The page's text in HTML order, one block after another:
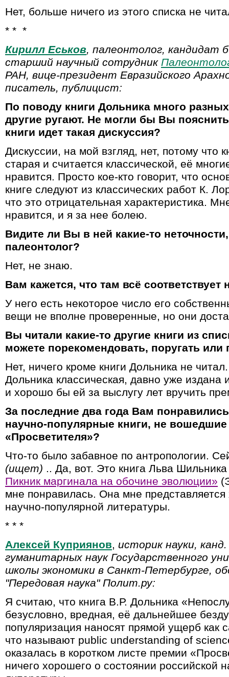
Нет, больше ничего из этого списка не
* * *
Кирилл Еськов, палеонтолог, кандидат
старший научный сотрудник
РАН, вице-президент Евразийского
писатель, публицист:
По поводу книги Дольника много
другие ругают. Не могли бы Вы
книги идет такая дискуссия?
Дискуссии, на мой взгляд, нет, потому что
старая и считается классической, её
нравится. Просто кое-кто говорит, что
книге следуют из классических работ К.
что это отрицательная характеристика.
нравится, и я за нее болею.
Видите ли Вы в ней какие-то
палеонтолог?
Нет, не знаю.
Вам кажется, что там всё соответствует
У него есть некоторое число его
вещи не вполне проверенные, но они
Вы читали какие-то другие книги из
можете порекомендовать, поругать или
Нет, ничего кроме книги Дольника не
Дольника классическая, давно уже издана
и хорошо бы ей за выслугу лет вручить
За последние два года Вам понравились
научно-популярные книги, не вошедшие
«Просветителя»?
Что-то было забавное по антропологии.
(ищет) .. Да, вот. Это книга Льва
Пикник маргинала на обочине эволюции»
мне понравилась. Она мне
научно-популярной литературы.
* * *
Алексей Куприянов, историк науки,
гуманитарных наук Государственного
школы экономики в Санкт-Петербурге,
"Передовая наука" Полит.ру:
Я считаю, что книга В.Р. Дольника
безусловно, вредная, её дальнейшее
популяризация наносят прямой ущерб как
что называют public understanding of
оказалась в коротком листе премии
ничего хорошего о состоянии российской